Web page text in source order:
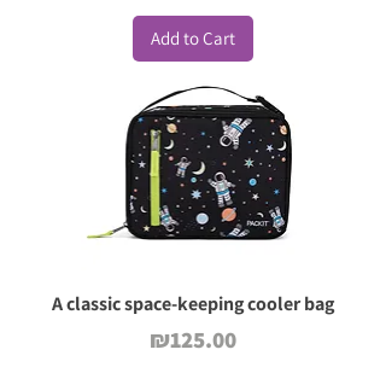
Add to Cart
A classic space-keeping cooler bag
Price
₪125.00